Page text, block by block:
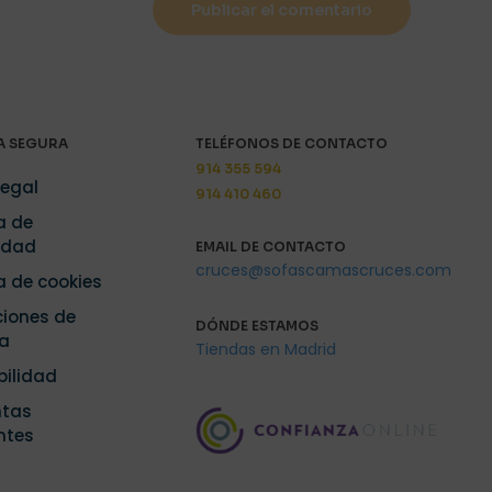
SEGURA
de
de cookies
de
TELÉFONOS DE CONTACTO
914 355 594
914 410 460
EMAIL DE CONTACTO
cruces@sofascamascruces.com
DÓNDE ESTAMOS
Tiendas en Madrid